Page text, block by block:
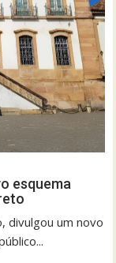
esquema
divulgou um novo